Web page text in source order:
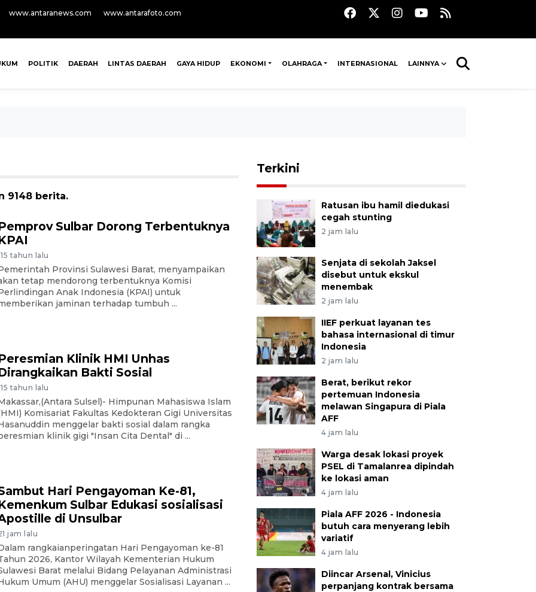
www.antaranews.com www.antarafoto.com
POLITIK DAERAH LINTAS DAERAH GAYA HIDUP EKONOMI OLAHRAGA INTERNASIONAL LAINNYA
9148 berita.
Sulbar Dorong Terbentuknya
tahun lalu
Provinsi Sulawesi Barat, menyampaikan
tetap mendorong terbentuknya Komisi
Anak Indonesia (KPAI) untuk
jaminan terhadap tumbuh ...
Klinik HMI Unhas
Bakti Sosial
tahun lalu
Sulsel)- Himpunan Mahasiswa Islam
Komisariat Fakultas Kedokteran Gigi Universitas
menggelar bakti sosial dalam rangka
klinik gigi "Insan Cita Dental" di ...
Hari Pengayoman Ke-81,
Sulbar Edukasi sosialisasi
di Unsulbar
jam lalu
rangkaianperingatan Hari Pengayoman ke-81
2026, Kantor Wilayah Kementerian Hukum
Barat melalui Bidang Pelayanan Administrasi
Umum (AHU) menggelar Sosialisasi Layanan ...
Terkini
Ratusan ibu hamil diedukasi
cegah stunting
2 jam lalu
Senjata di sekolah Jaksel
disebut untuk ekskul
menembak
2 jam lalu
IIEF perkuat layanan tes
bahasa internasional di timur
Indonesia
2 jam lalu
Berat, berikut rekor
pertemuan Indonesia
melawan Singapura di Piala
AFF
4 jam lalu
Warga desak lokasi proyek
PSEL di Tamalanrea dipindah
ke lokasi aman
4 jam lalu
Piala AFF 2026 - Indonesia
butuh cara menyerang lebih
variatif
4 jam lalu
Diincar Arsenal, Vinicius
perpanjang kontrak bersama